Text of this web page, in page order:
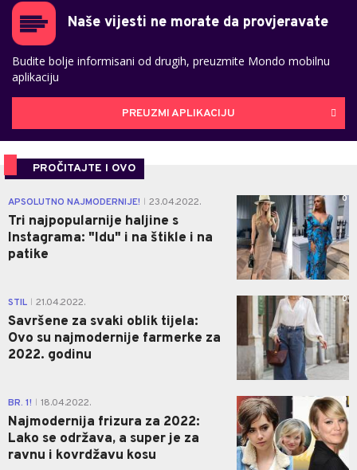
Naše vijesti ne morate da provjeravate
Budite bolje informisani od drugih, preuzmite Mondo mobilnu
aplikaciju
PREUZMI APLIKACIJU
PROČITAJTE I OVO
APSOLUTNO NAJMODERNIJE! 23.04.2022.
Tri najpopularnije haljine s
Instagrama: "Idu" i na štikle i na
patike
0
STIL 21.04.2022.
Savršene za svaki oblik tijela:
Ovo su najmodernije farmerke za
2022. godinu
0
BR. 1! 18.04.2022.
Najmodernija frizura za 2022:
Lako se održava, a super je za
ravnu i kovrdžavu kosu
0